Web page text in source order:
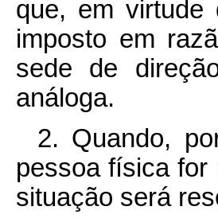
que, em virtude
imposto em
sede de
análoga.
2. Quando,
pessoa física for
situação será